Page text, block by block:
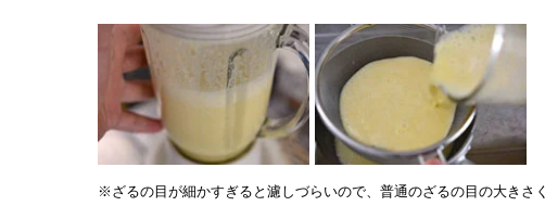
※ざるの目が細かすぎると濾しづらいので、普通のざるの目の大きさ